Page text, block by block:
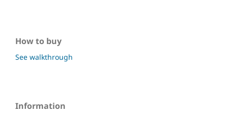
How to buy
See walkthrough
Information